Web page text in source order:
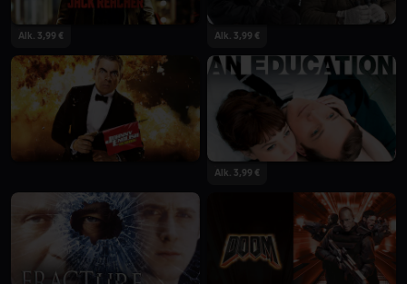
Alk. 3,99 € Alk. 3,99 €
Alk. 3,99 €